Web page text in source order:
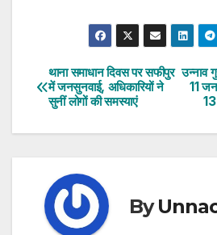
Post
navigation
उन्नाव
11
थाना समाधान दिवस पर सफीपुर
में जनसुनवाई, अधिकारियों ने
सुनीं लोगों की समस्याएं
By